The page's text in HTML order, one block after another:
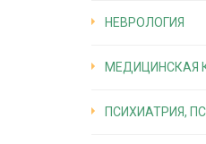
НЕВРОЛОГИЯ
МЕДИЦИНСКАЯ
ПСИХИАТРИЯ,